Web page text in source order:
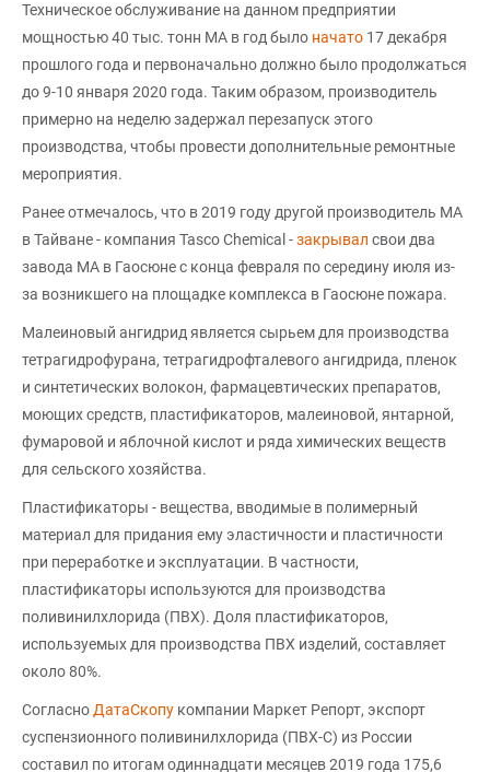
Техническое обслуживание на данном предприятии
мощностью 40 тыс. тонн МА в год было начато 17 декабря
прошлого года и первоначально должно было продолжаться
до 9-10 января 2020 года. Таким образом, производитель
примерно на неделю задержал перезапуск этого
производства, чтобы провести дополнительные ремонтные
мероприятия.
Ранее отмечалось, что в 2019 году другой производитель МА
в Тайване - компания Tasco Chemical -закрывал свои два
завода МА в Гаосюне с конца февраля по середину июля из-
за возникшего на площадке комплекса в Гаосюне пожара.
Малеиновый ангидрид является сырьем для производства
тетрагидрофурана, тетрагидрофталевого ангидрида, пленок
и синтетических волокон, фармацевтических препаратов,
моющих средств, пластификаторов, малеиновой, янтарной,
фумаровой и яблочной кислот и ряда химических веществ
для сельского хозяйства.
Пластификаторы - вещества, вводимые в полимерный
материал для придания ему эластичности и пластичности
при переработке и эксплуатации. В частности,
пластификаторы используются для производства
поливинилхлорида (ПВХ). Доля пластификаторов,
используемых для производства ПВХ изделий, составляет
около 80%.
Согласно ДатаСкопу компании Маркет Репорт, экспорт
суспензионного поливинилхлорида (ПВХ-С) из России
составил по итогам одиннадцати месяцев 2019 года 175,6